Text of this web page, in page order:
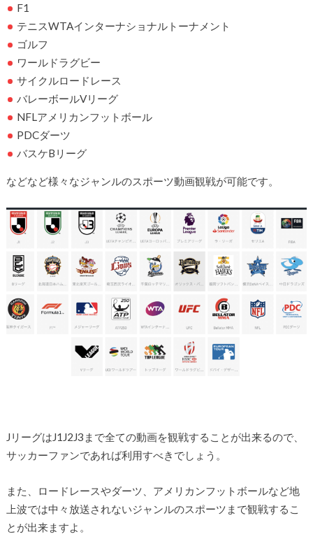
F1
テニスWTAインターナショナルトーナメント
ゴルフ
ワールドラグビー
サイクルロードレース
バレーボールVリーグ
NFLアメリカンフットボール
PDCダーツ
バスケBリーグ
などなど様々なジャンルのスポーツ動画観戦が可能です。
JリーグはJ1J2J3まで全ての動画を観戦することが出来るので、
サッカーファンであれば利用すべきでしょう。
また、ロードレースやダーツ、アメリカンフットボールなど地
上波では中々放送されないジャンルのスポーツまで観戦するこ
とが出来ますよ。